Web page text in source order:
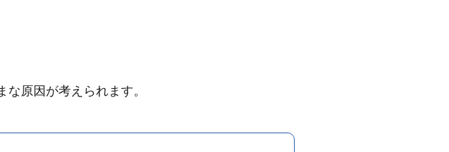
原因が考えられます。